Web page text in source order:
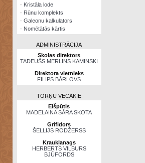
· Kristāla lode
· Rūnu komplekts
· Galeonu kalkulators
· Nomētātās kārtis
ADMINISTRĀCIJA
Skolas direktors
TADEUŠS MERLINS KAMINSKI
Direktora vietnieks
FILIPS BĀRLOVS
TORŅU VECĀKIE
Elšpūtis
MADELAINA SĀRA SKOTA
Grifidors
ŠELLIJS RODŽERSS
Kraukļanags
HERBERTS VILBURS
BJŪFORDS